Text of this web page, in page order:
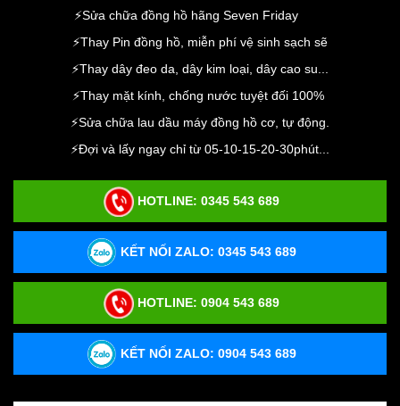
⚡️Sửa chữa đồng hồ hãng Seven Friday
⚡️Thay Pin đồng hồ, miễn phí vệ sinh sạch sẽ
⚡️Thay dây đeo da, dây kim loại, dây cao su...
⚡️Thay mặt kính, chống nước tuyệt đối 100%
⚡️Sửa chữa lau dầu máy đồng hồ cơ, tự động.
⚡️Đợi và lấy ngay chỉ từ 05-10-15-20-30phút...
HOTLINE: 0345 543 689
KẾT NỐI ZALO: 0345 543 689
HOTLINE: 0904 543 689
KẾT NỐI ZALO: 0904 543 689